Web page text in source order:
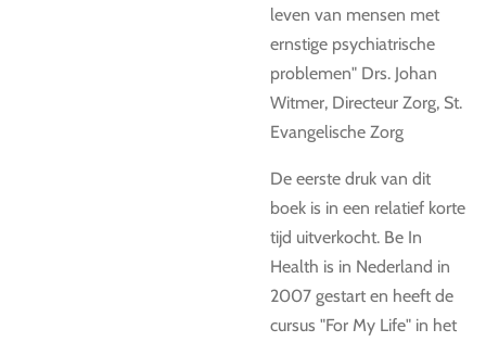
leven van mensen met
ernstige psychiatrische
problemen" Drs. Johan
Witmer, Directeur Zorg, St.
Evangelische Zorg
De eerste druk van dit
boek is in een relatief korte
tijd uitverkocht. Be In
Health is in Nederland in
2007 gestart en heeft de
cursus "For My Life" in het